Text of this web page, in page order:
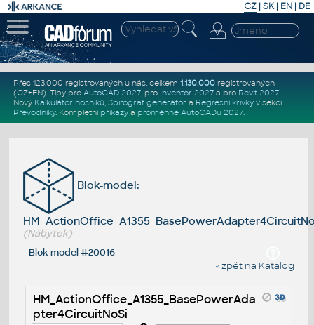
CZ | SK| EN | DE
Přes 123.000 registrovaných u nás, celkem 1.130.000registrovaných
(CZ+EN). Tipy pro AutoCAD 2027, pro Inventor 2027a pro Revit 2027.
Nový Kalkulátor nosníků, Spirograf generátor a Regresní křivkyv sekci
Převodníky. Kompletní příkazya proměnné AutoCADu 2027.
Blok-model:
(Nábytek)
Blok-model #20016
« zpět na Katalog
HM_ActionOffice_A1355_BasePowerAda
pter4CircuitNoSi